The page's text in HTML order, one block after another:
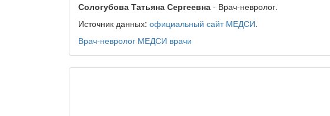
Сологубова Татьяна Сергеевна - Врач-невролог.
Источник данных: официальный сайт МЕДСИ.
Врач-невролог МЕДСИ врачи